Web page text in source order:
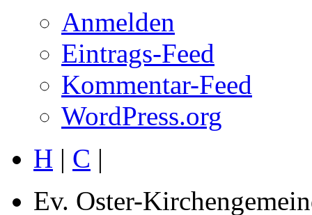
Anmelden
Eintrags-Feed
Kommentar-Feed
WordPress.org
H | C |
Ev. Oster-